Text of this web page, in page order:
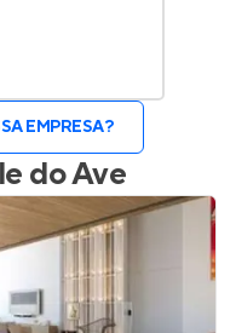
EMPRESA?
do Ave